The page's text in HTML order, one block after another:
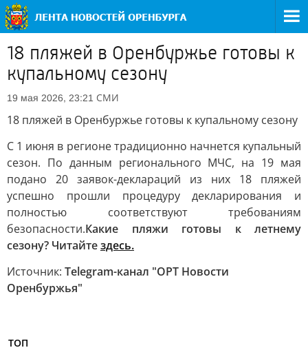
18 пляжей в Оренбуржье готовы к
купальному сезону
19 мая 2026, 23:21 СМИ
18 пляжей в Оренбуржье готовы к купальному сезону
С 1 июня в регионе традиционно начнется купальный
сезон. По данным регионального МЧС, на 19 мая
подано 20 заявок-деклараций из них 18 пляжей
успешно прошли процедуру декларирования и
полностью соответствуют требованиям
безопасности.Какие пляжи готовы к летнему
сезону? Читайтездесь.
Источник: Telegram-канал "ОРТ Новости
Оренбуржья"
ТОП